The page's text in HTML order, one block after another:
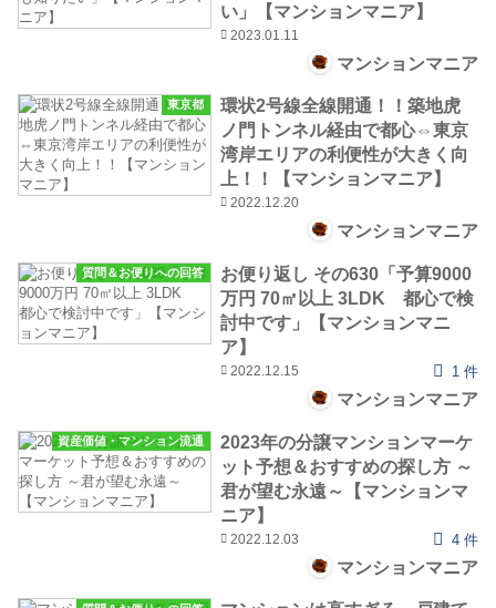
い」【マンションマニア】
2023.01.11
マンションマニア
東京都
環状2号線全線開通！！築地虎
ノ門トンネル経由で都心⇔東京
湾岸エリアの利便性が大きく向
上！！【マンションマニア】
2022.12.20
マンションマニア
質問＆お便りへの回答
お便り返し その630「予算9000
万円 70㎡以上 3LDK 都心で検
討中です」【マンションマニ
ア】
2022.12.15 1 件
マンションマニア
資産価値・マンション流通
2023年の分譲マンションマーケ
ット予想＆おすすめの探し方 ～
君が望む永遠～【マンションマ
ニア】
2022.12.03 4 件
マンションマニア